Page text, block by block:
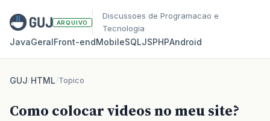
ARQUIVO
Discussoes de Programacao e
Tecnologia
JavaGeralFront‑endMobileSQLJSPHPAndroid
GUJ/HTML/Topico
Como colocar videos no meu site?